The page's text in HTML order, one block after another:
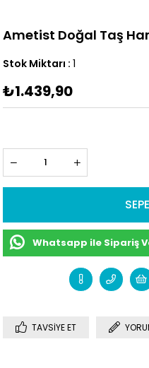
Ametist Doğal Taş
Stok Miktarı : 1
₺1.439,90
Whatsapp ile Sipariş
TAVSIYE ET